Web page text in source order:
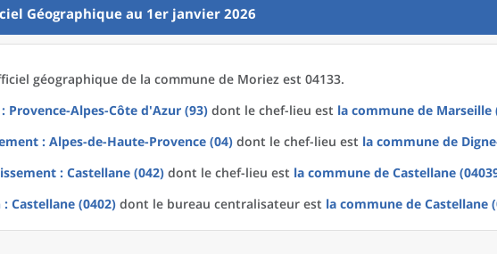
Géographique au 1er janvier 2026
géographique de la commune de Moriez est 04133.
: Provence-Alpes-Côte d'Azur (93) dont le chef-lieu est la commune de Marseille
: Alpes-de-Haute-Provence (04) dont le chef-lieu est la commune de
: Castellane (042) dont le chef-lieu est la commune de Castellane
: Castellane (0402) dont le bureau centralisateur est la commune de Castellane